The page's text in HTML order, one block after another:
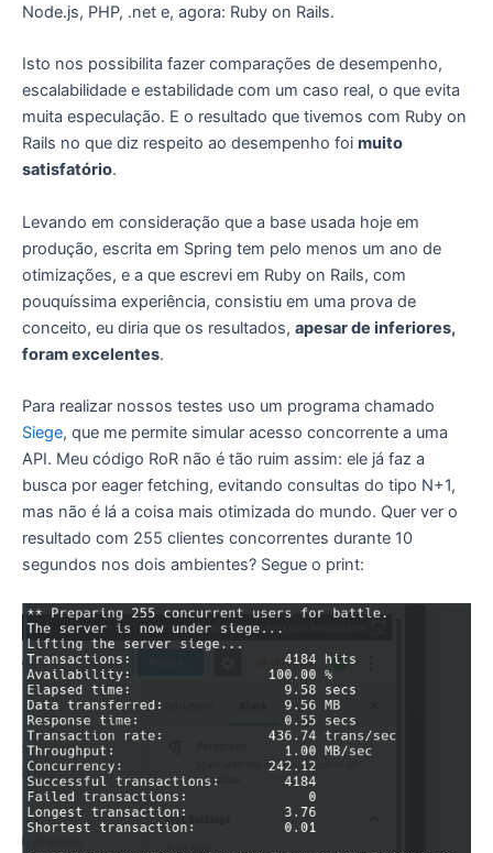
Node.js, PHP, .net e, agora: Ruby on Rails.
Isto nos possibilita fazer comparações de desempenho,
escalabilidade e estabilidade com um caso real, o que evita
muita especulação. E o resultado que tivemos com Ruby on
Rails no que diz respeito ao desempenho foi muito
satisfatório.
Levando em consideração que a base usada hoje em
produção, escrita em Spring tem pelo menos um ano de
otimizações, e a que escrevi em Ruby on Rails, com
pouquíssima experiência, consistiu em uma prova de
conceito, eu diria que os resultados, apesar de inferiores,
foram excelentes.
Para realizar nossos testes uso um programa chamado
Siege, que me permite simular acesso concorrente a uma
API. Meu código RoR não é tão ruim assim: ele já faz a
busca por eager fetching, evitando consultas do tipo N+1,
mas não é lá a coisa mais otimizada do mundo. Quer ver o
resultado com 255 clientes concorrentes durante 10
segundos nos dois ambientes? Segue o print: